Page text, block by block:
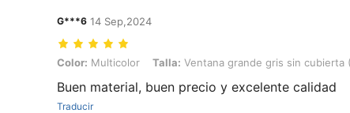
G***6 14 Sep,2024
Color: Multicolor, Talla: Ventana grande gris sin cubierta
Color: Multicolor Talla: Ventana grande gris sin cubierta
Buen material, buen precio y excelente calidad
Traducir